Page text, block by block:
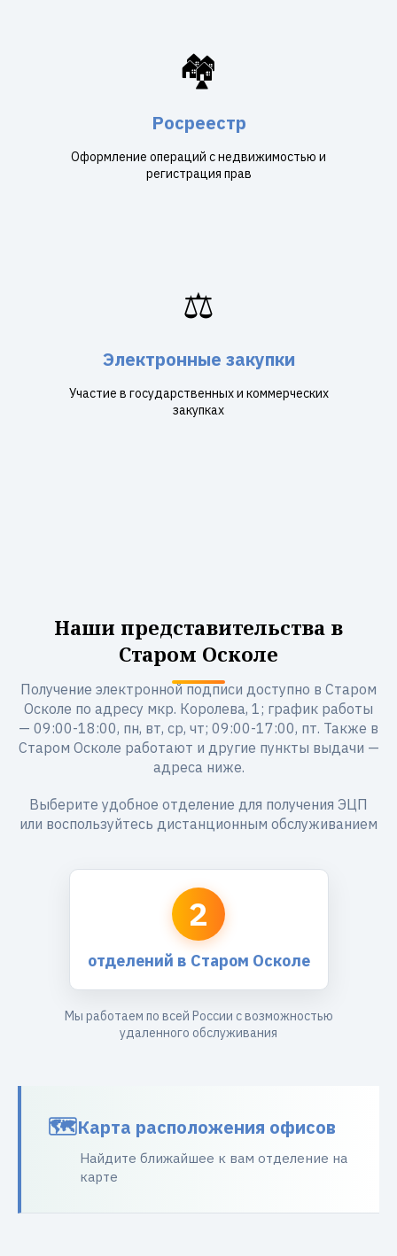
🏘️
Росреестр
Оформление операций с недвижимостью и
регистрация прав
⚖️
Электронные закупки
Участие в государственных и коммерческих
закупках
Наши представительства в
Старом Осколе
Получение электронной подписи доступно в Старом
Осколе по адресу мкр. Королева, 1; график работы
— 09:00-18:00, пн, вт, ср, чт; 09:00-17:00, пт. Также в
Старом Осколе работают и другие пункты выдачи —
адреса ниже.
Выберите удобное отделение для получения ЭЦП
или воспользуйтесь дистанционным обслуживанием
2
отделений в Старом Осколе
Мы работаем по всей России с возможностью
удаленного обслуживания
Карта расположения офисов
Найдите ближайшее к вам отделение на
карте